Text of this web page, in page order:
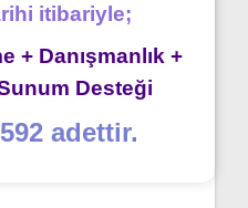
itibariyle;
+ Danışmanlık +
Desteği
adettir.